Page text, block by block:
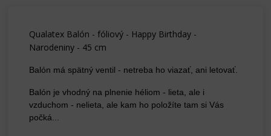
Qualatex Balón - fóliový - Happy Birthday -
Narodeniny - 45 cm
Balón má spätný ventil - netreba ho viazať, ani letovať.
Balón je vhodný na plnenie héliom - lieta, ale i
vzduchom - nelieta, ale kam ho položíte tam si Vás
počká...